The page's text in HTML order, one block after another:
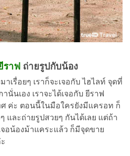
ราฟ ถ่ายรูปกับน้อง
รื่อยๆ เราก็จะเจอกับ ไฮไลท์ จุดที่
นั่นเอง เราจะได้เจอกับ ยีราฟ
ศ ค่ะ ตอนนี้ในมือใครยังมีแครอท ก็
และถ่ายรูปสวยๆ กันได้เลย แต่ถ้า
อน้องม้าแคระแล้ว ก็มีจุดขาย